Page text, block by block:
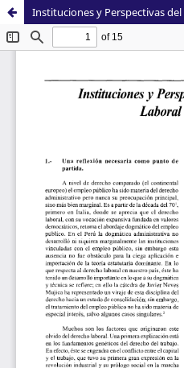
Instituciones y Perspectivas